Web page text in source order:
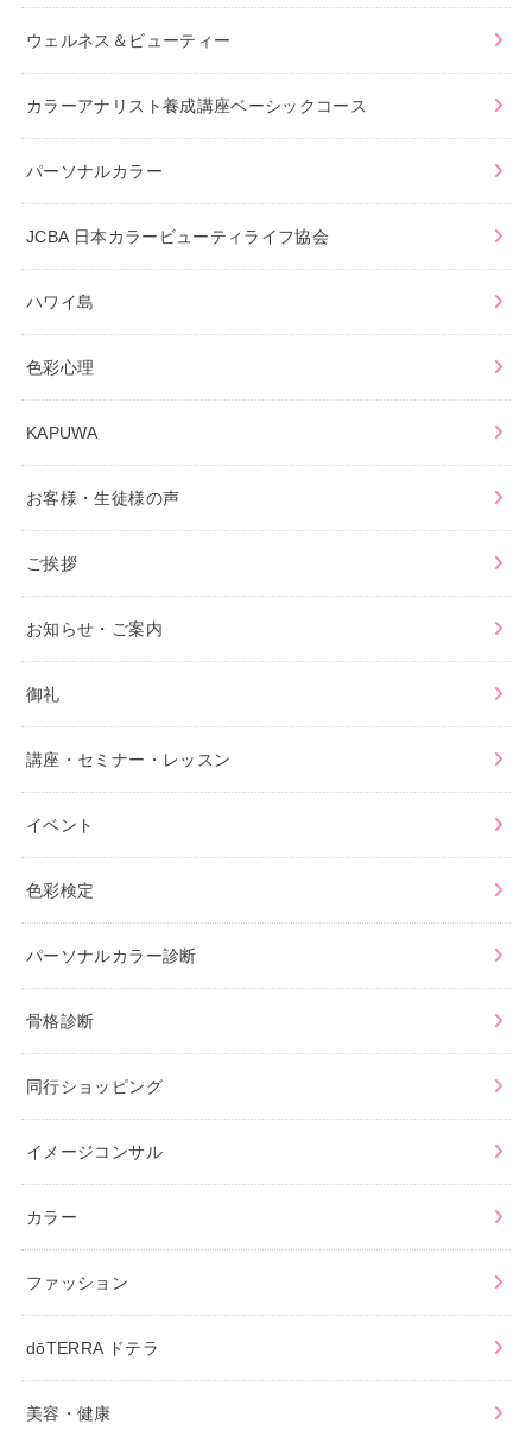
ウェルネス＆ビューティー
カラーアナリスト養成講座ベーシックコース
パーソナルカラー
JCBA 日本カラービューティライフ協会
ハワイ島
色彩心理
KAPUWA
お客様・生徒様の声
ご挨拶
お知らせ・ご案内
御礼
講座・セミナー・レッスン
イベント
色彩検定
パーソナルカラー診断
骨格診断
同行ショッピング
イメージコンサル
カラー
ファッション
dōTERRA ドテラ
美容・健康